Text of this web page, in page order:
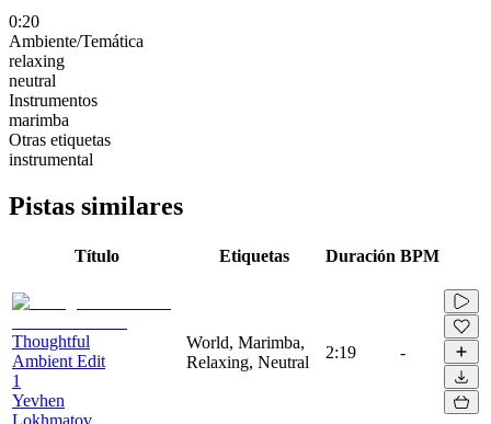
0:20
Ambiente/Temática
relaxing
neutral
Instrumentos
marimba
Otras etiquetas
instrumental
Pistas similares
Título Etiquetas Duración BPM
Thoughtful
Ambient Edit
1
Yevhen
Lokhmatov
World, Marimba,
Relaxing, Neutral
2:19 -